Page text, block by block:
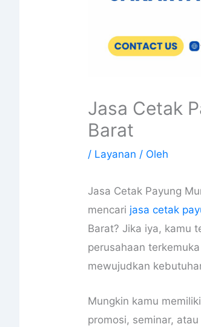
Jasa Cetak
Barat
/ Layanan / Oleh
Jasa Cetak Payung
mencari jasa cetak
Barat? Jika iya, kamu
perusahaan
mewujudkan
Mungkin kamu
promosi, seminar,